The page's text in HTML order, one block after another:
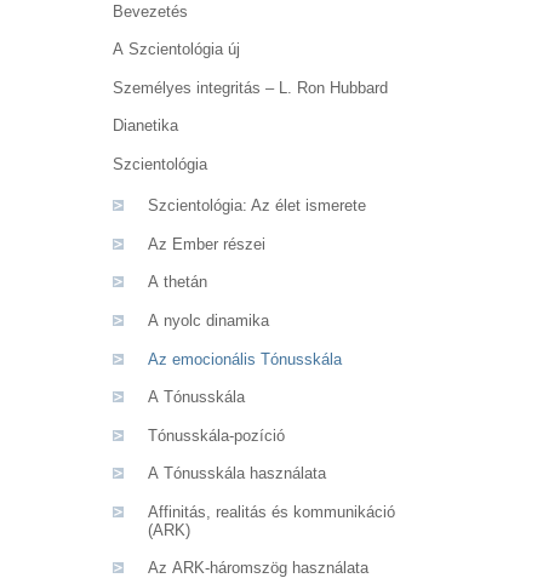
Bevezetés
A Szcientológia új
Személyes integritás – L. Ron Hubbard
Dianetika
Szcientológia
Szcientológia: Az élet ismerete
Az Ember részei
A thetán
A nyolc dinamika
Az emocionális Tónusskála
A Tónusskála
Tónusskála-pozíció
A Tónusskála használata
Affinitás, realitás és kommunikáció
(ARK)
Az ARK-háromszög használata